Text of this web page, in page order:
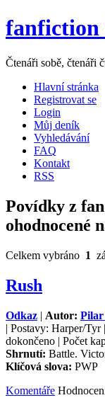
fanfiction
Čtenáři sobě, čtenáři
Hlavní stránka
Registrovat se
Login
Můj deník
Vyhledávání
FAQ
Kontakt
RSS
Povídky z
ohodnocené
Celkem vybráno 1
Rush
Odkaz | Autor: Pilar
| Postavy: Harper/Tyr
dokončeno | Počet
Shrnutí: Battle.
Klíčová slova: PWP
Komentáře